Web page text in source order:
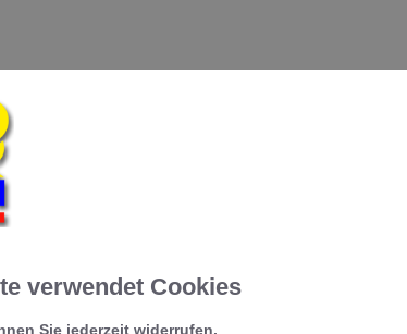
anfragen!
verwendet Cookies
Sie jederzeit widerrufen.